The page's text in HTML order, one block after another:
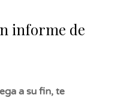
informe de
a su fin, te